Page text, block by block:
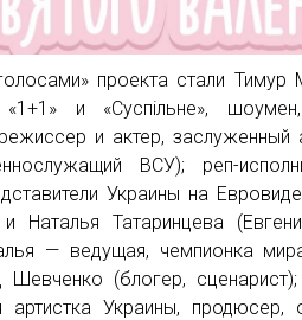
проекта стали Тимур
«1+1» и «Суспільне»,
и актер,
ВСУ); реп-
Украины на
Наталья Татаринцева
— ведущая, чемпионка
Шевченко (блогер,
артистка Украины, продюсер,